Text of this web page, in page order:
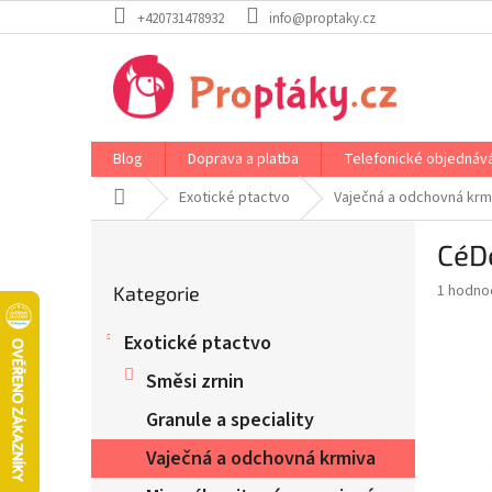
na
+420731478932 info@proptaky.cz
Blog Doprava a platba Telefonické
Domů Exotické ptactvo Vaječná a odchovná
a
kategorie
Kategorie
Exotické ptactvo
Směsi zrnin
Granule a speciality
Vaječná a odchovná krmiva
1